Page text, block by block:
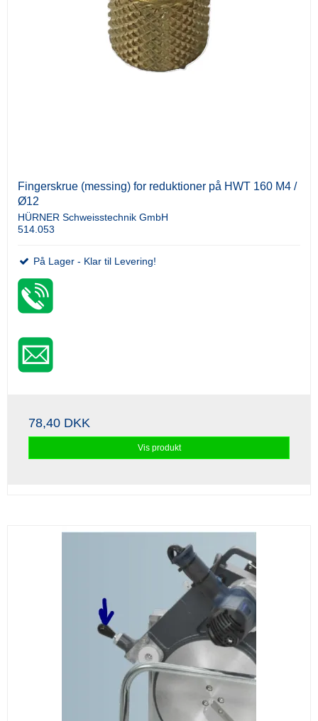
Fingerskrue (messing) for reduktioner på HWT 160 M4 /
Ø12
HÜRNER Schweisstechnik GmbH
514.053
På Lager - Klar til Levering!
78,40 DKK
Vis produkt